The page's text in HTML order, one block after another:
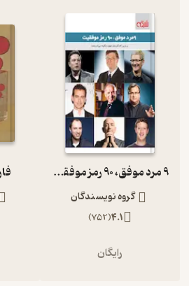
9 مرد موفق، 90 رمز موفقیت
گروه نویسندگان
4.1
(
752
)
رایگان